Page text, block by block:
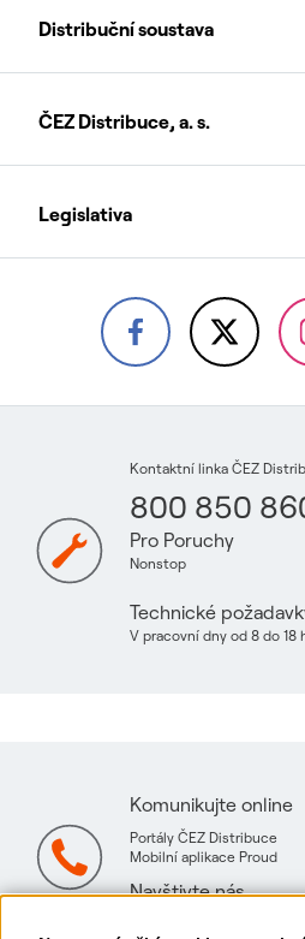
Distribuční soustava
ČEZ Distribuce, a. s.
Legislativa
Kontaktní linka ČEZ
800 850
Pro Poruchy
Nonstop
Technické
V pracovní dny od 8 do 18
Komunikujte online
Portály ČEZ Distribuce
Mobilní aplikace Proud
Navštivte nás